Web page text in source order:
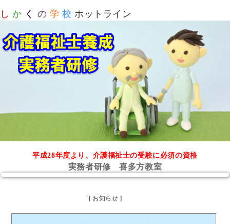
し か く の 学 校 ホットライン
平成28年度より、介護福祉士の受験に必須の資格
実務者研修 喜多方教室
[ お知らせ ]